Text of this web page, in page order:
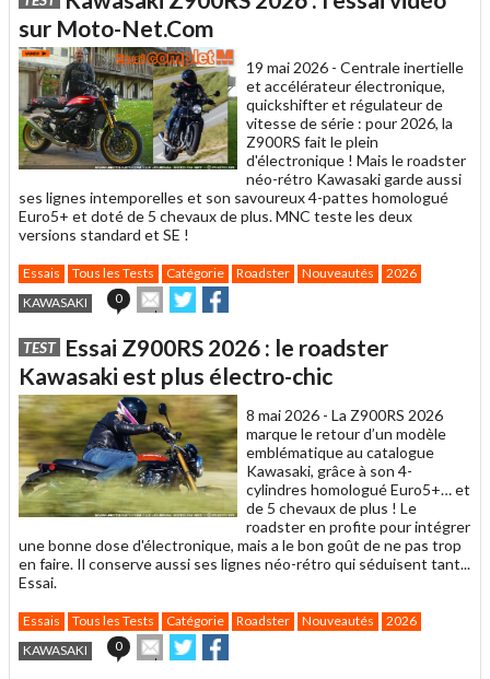
un
ami
sur Moto-Net.Com
19 mai 2026 - Centrale inertielle
et accélérateur électronique,
quickshifter et régulateur de
vitesse de série : pour 2026, la
Z900RS fait le plein
d'électronique ! Mais le roadster
néo-rétro Kawasaki garde aussi
ses lignes intemporelles et son savoureux 4-pattes homologué
Euro5+ et doté de 5 chevaux de plus. MNC teste les deux
versions standard et SE !
Essais Tous les Tests Catégorie Roadster Nouveautés
2026
KAWASAKI
0
Envoyer
cet
à
un
ami
Partager
sur sur
TEST Essai Z900RS 2026 : le roadster
Kawasaki est plus électro-chic
8 mai 2026 - La Z900RS 2026
marque le retour d’un modèle
emblématique au catalogue
Kawasaki, grâce à son 4-
cylindres homologué Euro5+… et
de 5 chevaux de plus ! Le
roadster en profite pour intégrer
une bonne dose d'électronique, mais a le bon goût de ne pas trop
en faire. Il conserve aussi ses lignes néo-rétro qui séduisent tant...
Essai.
Essais Tous les Tests Catégorie Roadster Nouveautés
2026
KAWASAKI
0
Envoyer
cet
Partager
sur sur